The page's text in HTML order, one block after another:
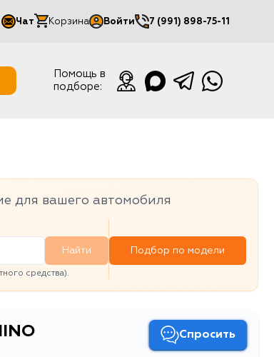
Чат Корзина Войти
Мой кабинет
7 (991) 898-75-11
Помощь в
подборе:
для вашего автомобиля
Найти
средства).
Подбор по модели
Спросить